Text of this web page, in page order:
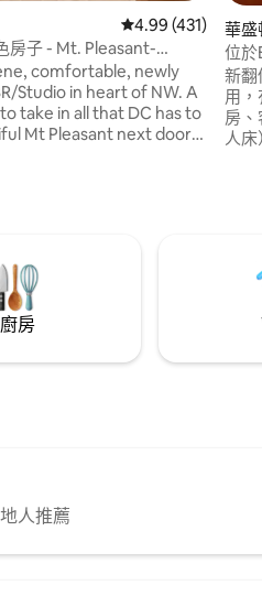
從 431 則評價中獲
4.99 (431)
房子 - Mt. Pleasant-
comfortable, newly
Studio in heart of NW. A
take in all that DC has to
Mt Pleasant next door
parking, the best
in DC and a vibrant,
華盛
位於
寓：
新翻
用
房
人床
人
的
廈
里。
廚房
人推薦